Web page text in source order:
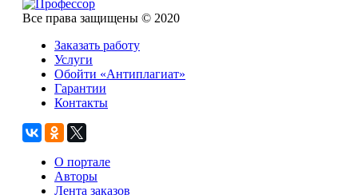
Все права защищены © 2020
Заказать работу
Услуги
Обойти «Антиплагиат»
Гарантии
Контакты
О портале
Авторы
Лента заказов